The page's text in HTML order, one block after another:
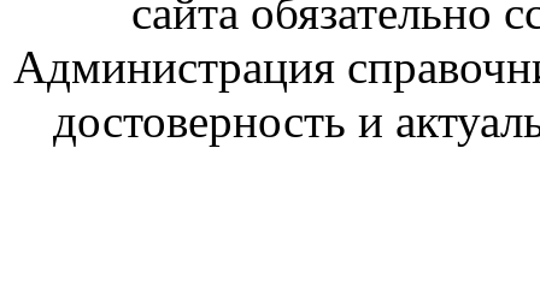
сайта обязательно
Администрация
достоверность и